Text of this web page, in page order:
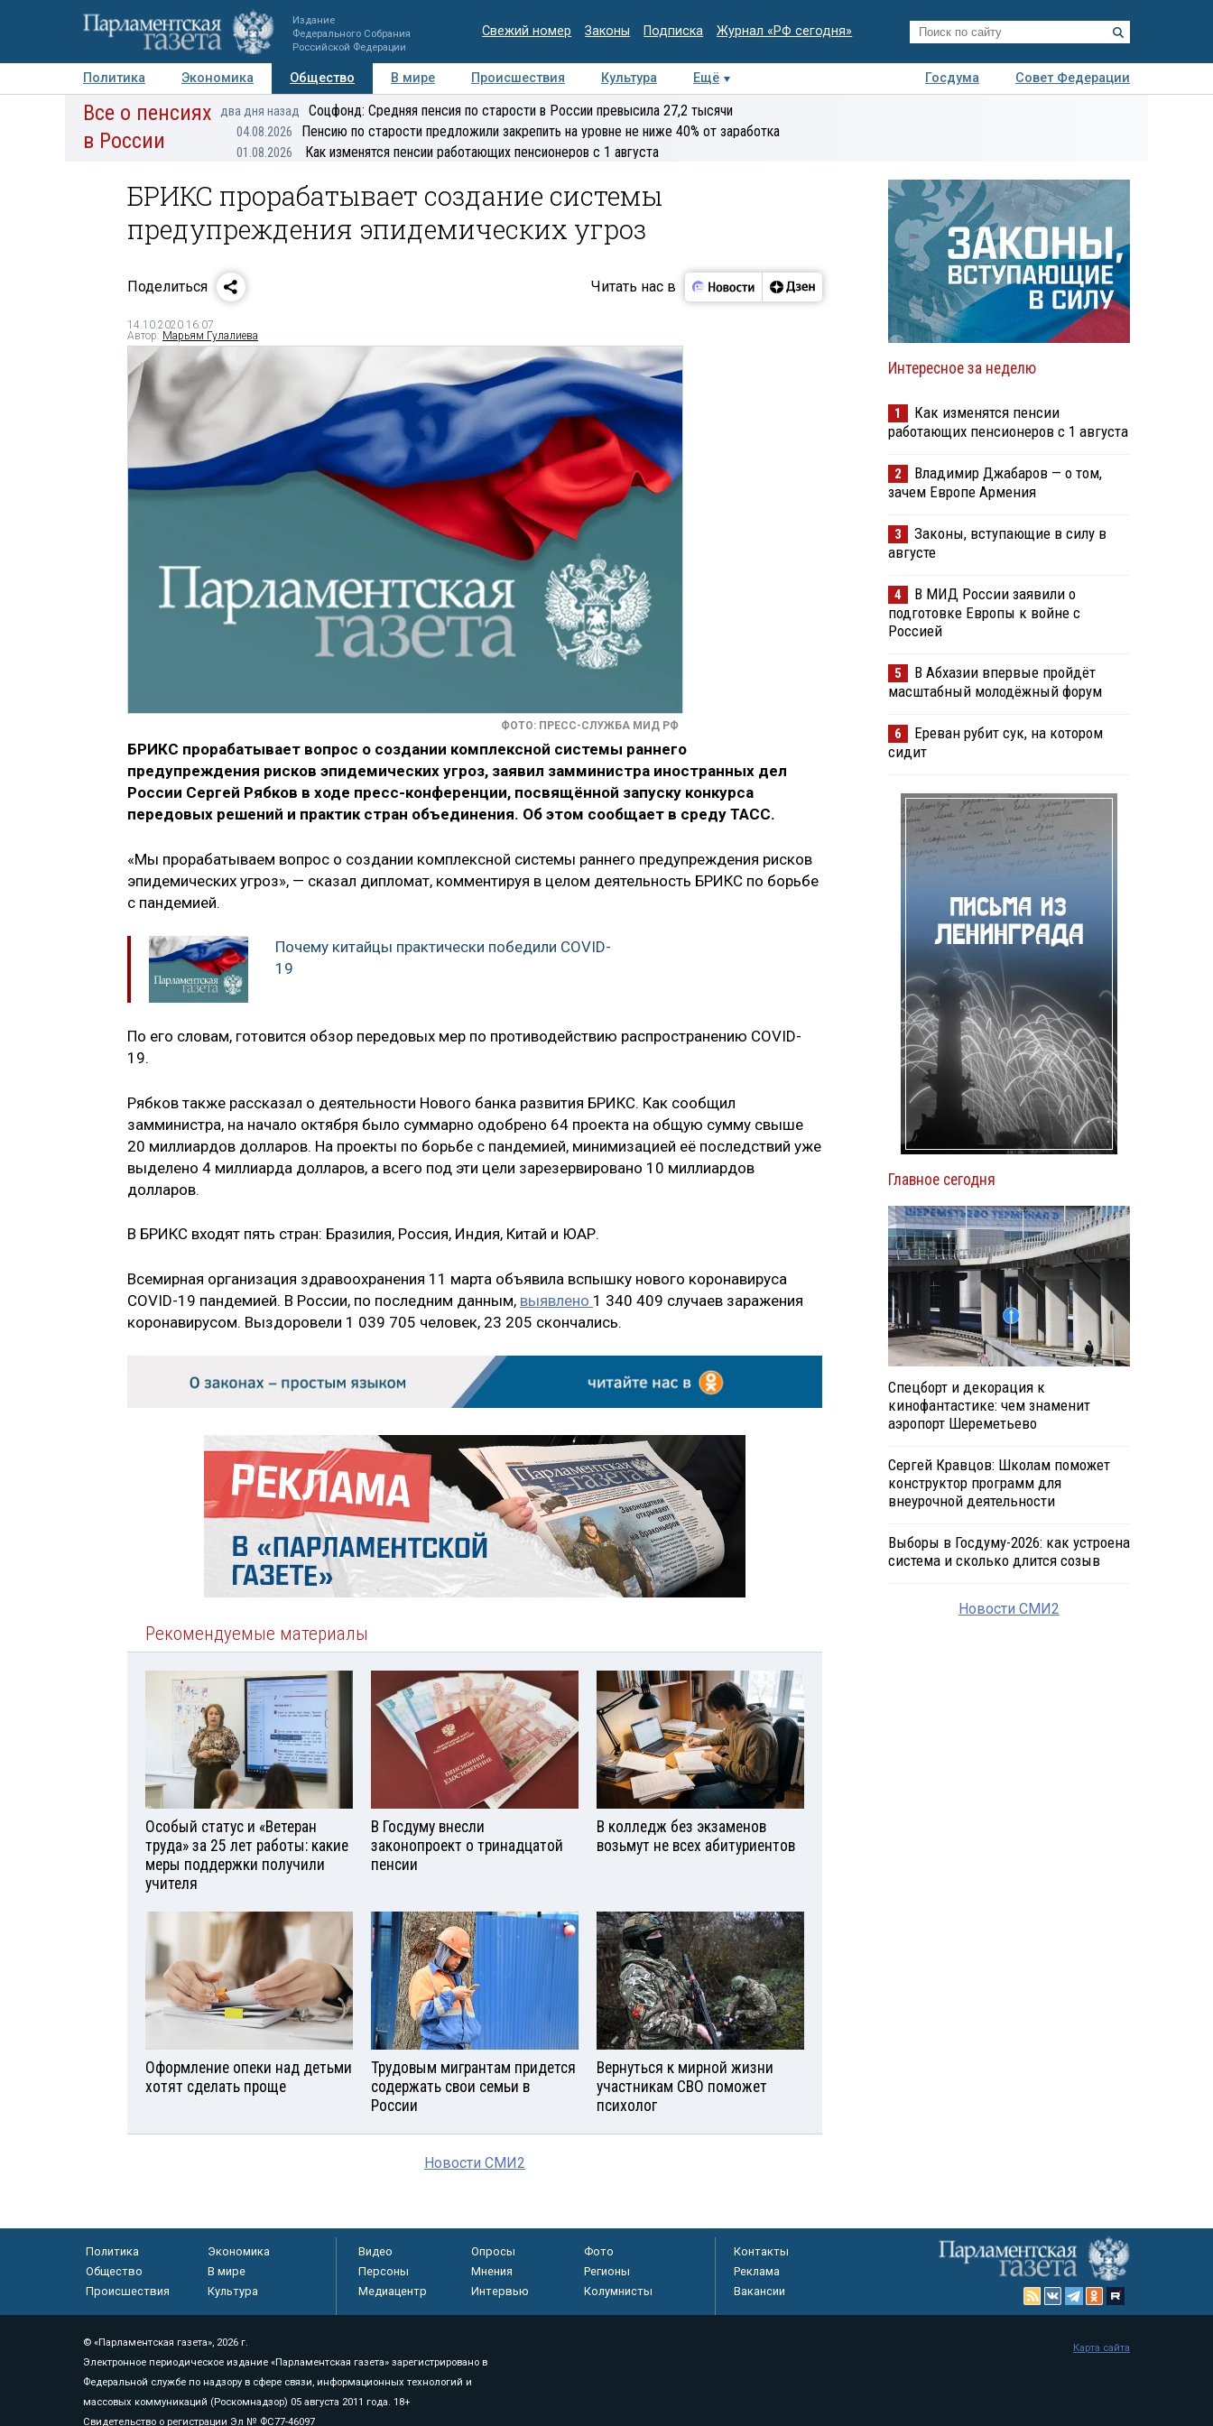
Издание
Федерального Собрания
Российской Федерации
Свежий номер Законы Подписка Журнал «РФ сегодня»
Политика Экономика Общество В мире Происшествия Культура Ещё Госдума
Совет Федерации
Авторы Персоны Мнения Регионы Медиацентр Интервью Колумнисты
Все о пенсиях
в России
два дня назад Соцфонд: Средняя пенсия по старости в России превысила 27,2 тысячи
04.08.2026 Пенсию по старости предложили закрепить на уровне не ниже 40% от заработка
01.08.2026 Как изменятся пенсии работающих пенсионеров с 1 августа
БРИКС прорабатывает создание системы
предупреждения эпидемических угроз
Поделиться Читать нас в
14.10.2020 16:07
Автор: Марьям Гулалиева
ФОТО: ПРЕСС-СЛУЖБА МИД РФ
БРИКС прорабатывает вопрос о создании комплексной системы раннего
предупреждения рисков эпидемических угроз, заявил замминистра иностранных дел
России Сергей Рябков в ходе пресс-конференции, посвящённой запуску конкурса
передовых решений и практик стран объединения. Об этом сообщает в среду ТАСС.
«Мы прорабатываем вопрос о создании комплексной системы раннего предупреждения рисков
эпидемических угроз», — сказал дипломат, комментируя в целом деятельность БРИКС по борьбе
с пандемией.
Почему китайцы практически победили COVID-
19
По его словам, готовится обзор передовых мер по противодействию распространению COVID-
19.
Рябков также рассказал о деятельности Нового банка развития БРИКС. Как сообщил
замминистра, на начало октября было суммарно одобрено 64 проекта на общую сумму свыше
20 миллиардов долларов. На проекты по борьбе с пандемией, минимизацией её последствий уже
выделено 4 миллиарда долларов, а всего под эти цели зарезервировано 10 миллиардов
долларов.
В БРИКС входят пять стран: Бразилия, Россия, Индия, Китай и ЮАР.
Всемирная организация здравоохранения 11 марта объявила вспышку нового коронавируса
COVID-19 пандемией. В России, по последним данным, выявлено 1 340 409 случаев заражения
коронавирусом. Выздоровели 1 039 705 человек, 23 205 скончались.
Рекомендуемые материалы
Особый статус и «Ветеран
труда» за 25 лет работы: какие
меры поддержки получили
учителя
В Госдуму внесли
законопроект о тринадцатой
пенсии
В колледж без экзаменов
возьмут не всех абитуриентов
Оформление опеки над детьми
хотят сделать проще
Трудовым мигрантам придется
содержать свои семьи в
России
Вернуться к мирной жизни
участникам СВО поможет
психолог
Новости СМИ2
Интересное за неделю
1
Как изменятся пенсии
работающих пенсионеров с 1 августа
2
Владимир Джабаров — о том,
зачем Европе Армения
3
Законы, вступающие в силу в
августе
4
В МИД России заявили о
подготовке Европы к войне с
Россией
5
В Абхазии впервые пройдёт
масштабный молодёжный форум
6
Ереван рубит сук, на котором
сидит
Главное сегодня
Спецборт и декорация к
кинофантастике: чем знаменит
аэропорт Шереметьево
Сергей Кравцов: Школам поможет
конструктор программ для
внеурочной деятельности
Выборы в Госдуму-2026: как устроена
система и сколько длится созыв
Новости СМИ2
Политика
Экономика
Общество
В мире
Происшествия
Культура
Видео Опросы
Фото
Персоны
Мнения
Регионы
Медиацентр
Интервью Колумнисты
Контакты
Реклама
Вакансии
© «Парламентская газета», 2026 г.
Электронное периодическое издание «Парламентская газета» зарегистрировано в
Федеральной службе по надзору в сфере связи, информационных технологий и
массовых коммуникаций (Роскомнадзор) 05 августа 2011 года. 18+
Свидетельство о регистрации Эл № ФС77-46097
Карта сайта